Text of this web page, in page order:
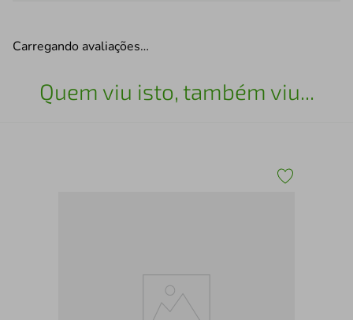
Carregando avaliações…
Quem viu isto, também viu...